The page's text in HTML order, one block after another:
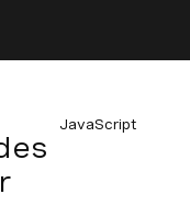
JavaScript